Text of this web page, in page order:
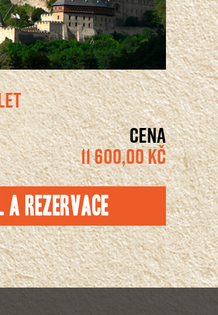
CENA
11 600,00 KČ
a rezervace